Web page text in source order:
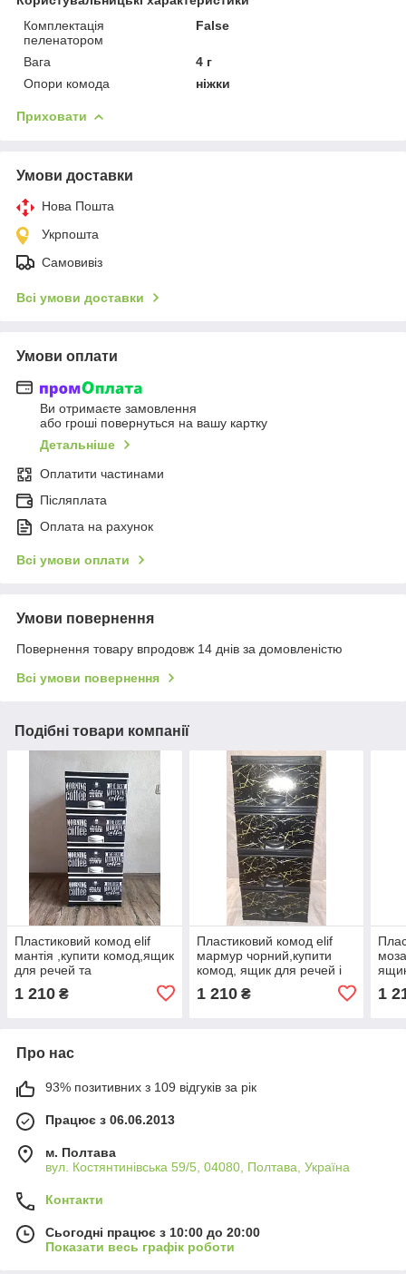
Комплектація
пеленатором
False
Вага
4 г
Опори комода
ніжки
Приховати
Умови доставки
Нова Пошта
Укрпошта
Самовивіз
Всі умови доставки
Умови оплати
Ви отримаєте замовлення
або гроші повернуться на вашу картку
Детальніше
Оплатити частинами
Післяплата
Оплата на рахунок
Всі умови оплати
Умови повернення
Повернення товару впродовж 14 днів за домовленістю
Всі умови повернення
Подібні товари компанії
Пластиковий комод elif
мантія ,купити комод,ящик
для речей та
1 210 ₴
Пластиковий комод elif
мармур чорний,купити
комод, ящик для речей і
1 210₴ 1
Про нас
93% позитивних з 109 відгуків за рік
Працює з 06.06.2013
м. Полтава
вул. Костянтинівська 59/5, 04080, Полтава, Україна
Контакти
Сьогодні працює з 10:00 до 20:00
Показати весь графік роботи